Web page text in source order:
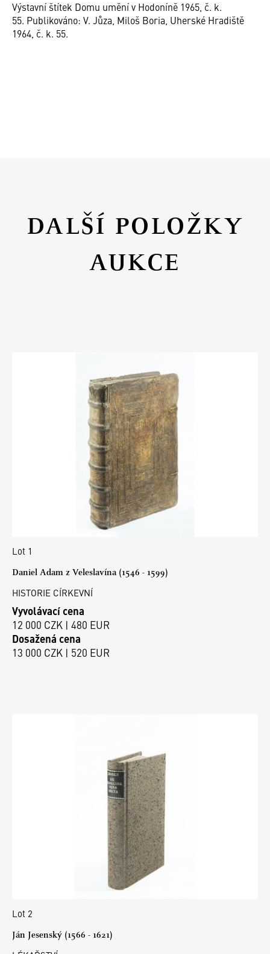
Výstavní štítek Domu umění v Hodoníně 1965, č. k.
55. Publikováno: V. Jůza, Miloš Boria, Uherské Hradiště
1964, č. k. 55.
DALŠÍ POLOŽKY
AUKCE
Lot 1
Daniel Adam z Veleslavína (1546 - 1599)
HISTORIE CÍRKEVNÍ
Vyvolávací cena
12 000 CZK | 480 EUR
Dosažená cena
13 000 CZK | 520 EUR
Lot 2
Ján Jesenský (1566 - 1621)